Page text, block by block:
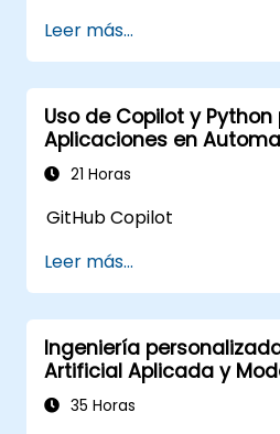
como archivos Excel,
de datos.
Limpiar los datos
antes de analizarlos.
Realizar análisis
Generar informes que
desde números
visualizaciones de datos.
Leer más...
Uso de Copilot y Python
Aplicaciones en Automatización
Industrial
21 Horas
GitHub Copilot
Leer más...
Ingeniería
Artificial Aplicada y
Grande con Python
35 Horas